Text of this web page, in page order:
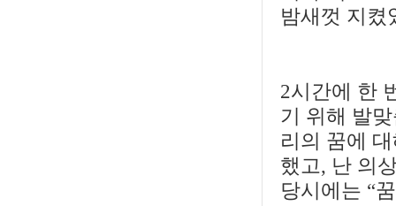
밤새껏 지켰
2시간에 한
기 위해 발
리의 꿈에
했고, 난 의
당시에는 “